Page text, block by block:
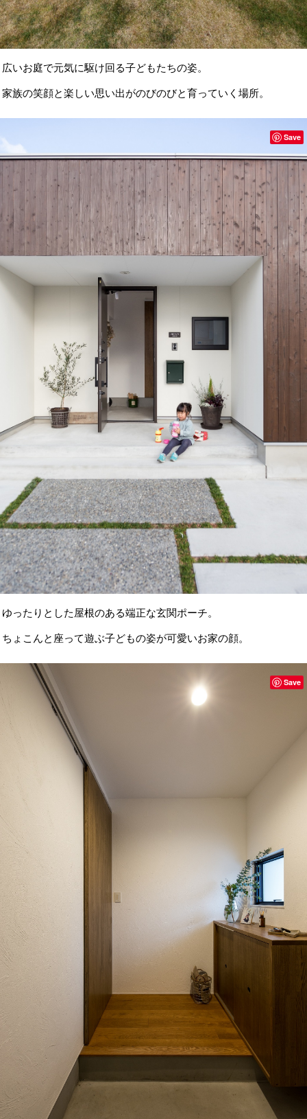
広いお庭で元気に駆け回る子どもたちの姿。
家族の笑顔と楽しい思い出がのびのびと育っていく場所。
ゆったりとした屋根のある端正な玄関ポーチ。
ちょこんと座って遊ぶ子どもの姿が可愛いお家の顔。
Save
Save